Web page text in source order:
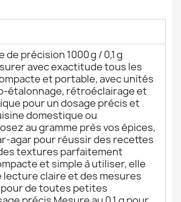
de précision 1000 g / 0,1 g
avec exactitude tous les
et portable, avec unités
étalonnage, rétroéclairage et
pour un dosage précis et
domestique ou
au gramme près vos épices,
agar pour réussir des recettes
textures parfaitement
et simple à utiliser, elle
lecture claire et des mesures
de toutes petites